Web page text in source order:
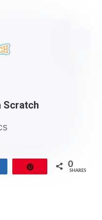
Scratch
0
SHARES